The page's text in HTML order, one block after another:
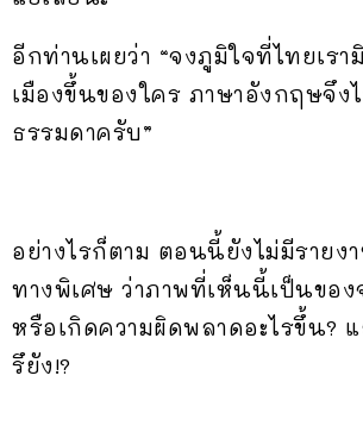
อีกท่านเผยว่า “จงภูมิใจที่ไทยเรา
เมืองขึ้นของใคร ภาษาอังกฤษจึง
ธรรมดาครับ”
อย่างไรก็ตาม ตอนนี้ยังไม่มีรายง
ทางพิเศษ ว่าภาพที่เห็นนี้เป็นของ
หรือเกิดความผิดพลาดอะไรขึ้น?
รึยัง!?